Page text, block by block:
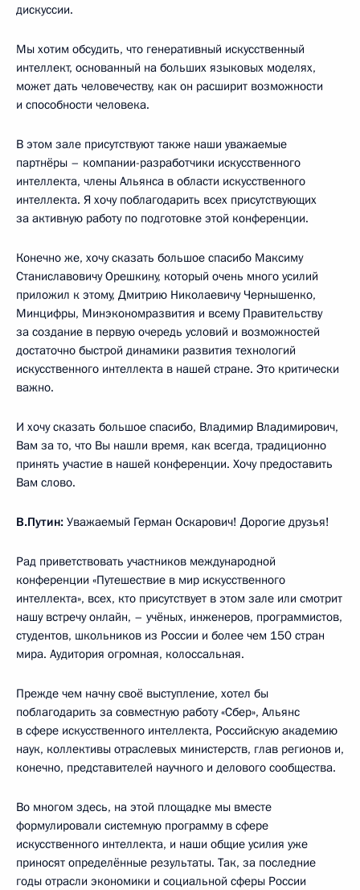
дискуссии.
Мы хотим обсудить, что генеративный искусственный
интеллект, основанный на больших языковых моделях,
может дать человечеству, как он расширит возможности
и способности человека.
В этом зале присутствуют также наши уважаемые
партнёры – компании-разработчики искусственного
интеллекта, члены Альянса в области искусственного
интеллекта. Я хочу поблагодарить всех присутствующих
за активную работу по подготовке этой конференции.
Конечно же, хочу сказать большое спасибо Максиму
Станиславовичу Орешкину, который очень много усилий
приложил к этому, Дмитрию Николаевичу Чернышенко,
Минцифры, Минэкономразвития и всему Правительству
за создание в первую очередь условий и возможностей
достаточно быстрой динамики развития технологий
искусственного интеллекта в нашей стране. Это критически
важно.
И хочу сказать большое спасибо, Владимир Владимирович,
Вам за то, что Вы нашли время, как всегда, традиционно
принять участие в нашей конференции. Хочу предоставить
Вам слово.
В.Путин: Уважаемый Герман Оскарович! Дорогие друзья!
Рад приветствовать участников международной
конференции «Путешествие в мир искусственного
интеллекта», всех, кто присутствует в этом зале или смотрит
нашу встречу онлайн, – учёных, инженеров, программистов,
студентов, школьников из России и более чем 150 стран
мира. Аудитория огромная, колоссальная.
Прежде чем начну своё выступление, хотел бы
поблагодарить за совместную работу «Сбер», Альянс
в сфере искусственного интеллекта, Российскую академию
наук, коллективы отраслевых министерств, глав регионов и,
конечно, представителей научного и делового сообщества.
Во многом здесь, на этой площадке мы вместе
формулировали системную программу в сфере
искусственного интеллекта, и наши общие усилия уже
приносят определённые результаты. Так, за последние
годы отрасли экономики и социальной сферы России